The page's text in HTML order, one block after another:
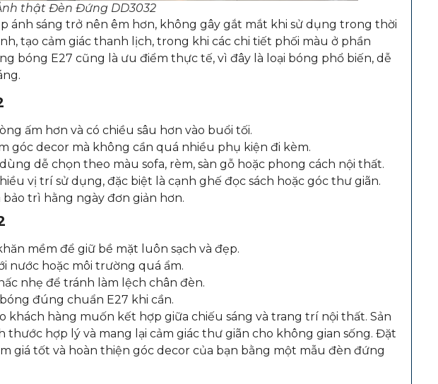
thật Đèn Đứng DD3032
ánh sáng trở nên êm hơn, không gây gắt mắt khi sử dụng trong thời
tạo cảm giác thanh lịch, trong khi các chi tiết phối màu ở phần
bóng E27 cũng là ưu điểm thực tế, vì đây là loại bóng phổ biến, dễ
ấm hơn và có chiều sâu hơn vào buổi tối.
góc decor mà không cần quá nhiều phụ kiện đi kèm.
dễ chọn theo màu sofa, rèm, sàn gỗ hoặc phong cách nội thất.
vị trí sử dụng, đặc biệt là cạnh ghế đọc sách hoặc góc thư giãn.
trì hằng ngày đơn giản hơn.
mềm để giữ bề mặt luôn sạch và đẹp.
nước hoặc môi trường quá ẩm.
nhẹ để tránh làm lệch chân đèn.
đúng chuẩn E27 khi cần.
khách hàng muốn kết hợp giữa chiếu sáng và trang trí nội thất. Sản
hợp lý và mang lại cảm giác thư giãn cho không gian sống. Đặt
giá tốt và hoàn thiện góc decor của bạn bằng một mẫu đèn đứng